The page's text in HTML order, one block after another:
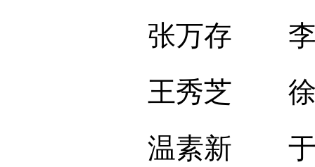
张万存 李
王秀芝
温素新 于